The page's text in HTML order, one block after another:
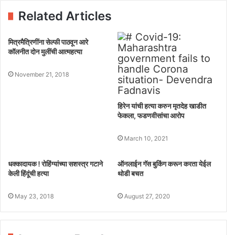
Related Articles
मित्रमैत्रिणींना सेल्फी पाठवून आरे
कॉलनीत दोन मुलींची आत्महत्या
November 21, 2018
हिरेन यांची हत्या करुन मृतदेह खाडीत
फेकला, फडणवीसांचा आरोप
March 10, 2021
धक्कादायक ! रोहिंग्यांच्या सशस्त्र गटाने
केली हिंदूंची हत्या
May 23, 2018
ऑनलाईन गॅस बुकिंग करून करता येईल
थोडी बचत
August 27, 2020